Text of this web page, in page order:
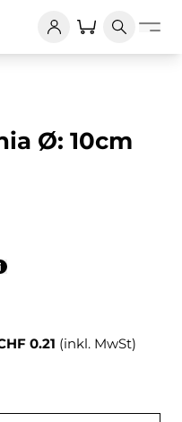
Ø: 10cm
0.21 (inkl. MwSt)